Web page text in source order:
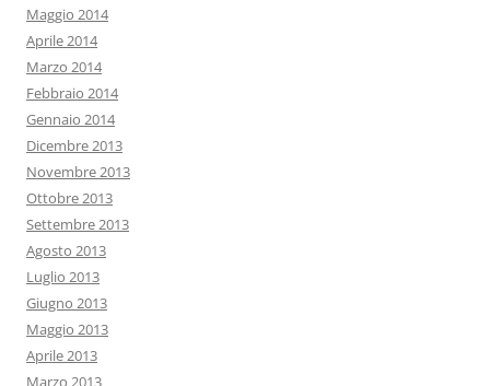
Maggio 2014
Aprile 2014
Marzo 2014
Febbraio 2014
Gennaio 2014
Dicembre 2013
Novembre 2013
Ottobre 2013
Settembre 2013
Agosto 2013
Luglio 2013
Giugno 2013
Maggio 2013
Aprile 2013